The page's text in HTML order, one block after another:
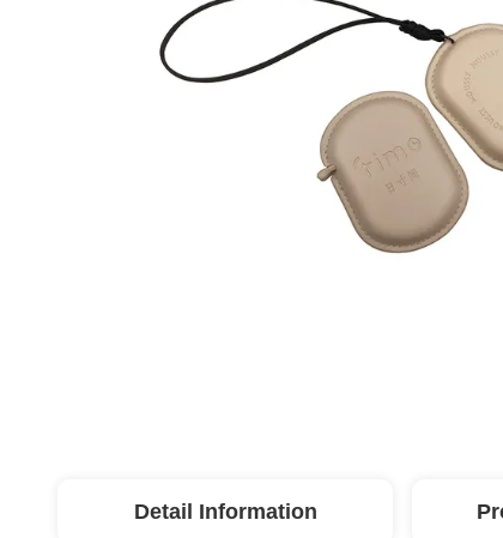
Detail Information